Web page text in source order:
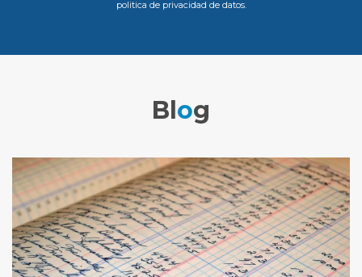
politica de privacidad de datos.
Blog